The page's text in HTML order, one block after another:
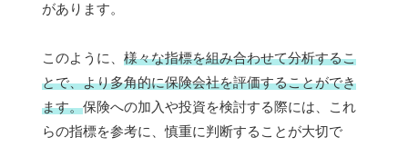
があります。
このように、 様々な指標を組み合わせて分析するこ
とで、より多角的に保険会社を評価することができ
ます。保険への加入や投資を検討する際には、これ
らの指標を参考に、慎重に判断することが大切で